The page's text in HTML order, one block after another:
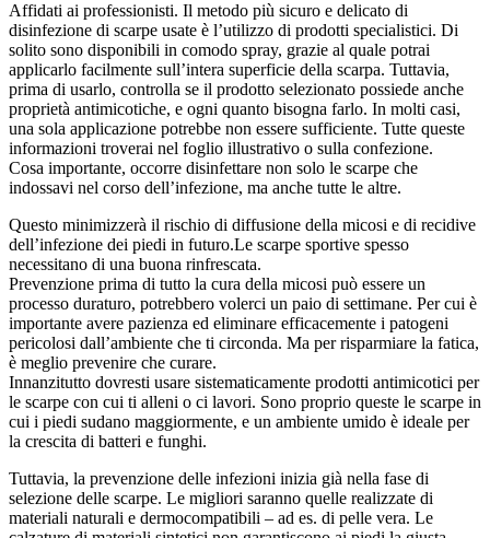
Affidati ai professionisti. Il metodo più sicuro e delicato di
disinfezione di scarpe usate è l’utilizzo di prodotti specialistici. Di
solito sono disponibili in comodo spray, grazie al quale potrai
applicarlo facilmente sull’intera superficie della scarpa. Tuttavia,
prima di usarlo, controlla se il prodotto selezionato possiede anche
proprietà antimicotiche, e ogni quanto bisogna farlo. In molti casi,
una sola applicazione potrebbe non essere sufficiente. Tutte queste
informazioni troverai nel foglio illustrativo o sulla confezione.
Cosa importante, occorre disinfettare non solo le scarpe che
indossavi nel corso dell’infezione, ma anche tutte le altre.
Questo minimizzerà il rischio di diffusione della micosi e di recidive
dell’infezione dei piedi in futuro.Le scarpe sportive spesso
necessitano di una buona rinfrescata.
Prevenzione prima di tutto la cura della micosi può essere un
processo duraturo, potrebbero volerci un paio di settimane. Per cui è
importante avere pazienza ed eliminare efficacemente i patogeni
pericolosi dall’ambiente che ti circonda. Ma per risparmiare la fatica,
è meglio prevenire che curare.
Innanzitutto dovresti usare sistematicamente prodotti antimicotici per
le scarpe con cui ti alleni o ci lavori. Sono proprio queste le scarpe in
cui i piedi sudano maggiormente, e un ambiente umido è ideale per
la crescita di batteri e funghi.
Tuttavia, la prevenzione delle infezioni inizia già nella fase di
selezione delle scarpe. Le migliori saranno quelle realizzate di
materiali naturali e dermocompatibili – ad es. di pelle vera. Le